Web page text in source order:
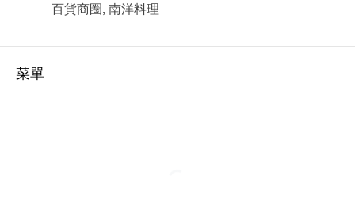
百貨商圈, 南洋料理
菜單